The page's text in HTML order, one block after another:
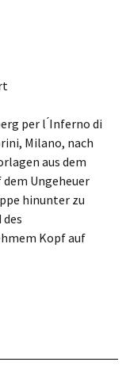
per l ́Inferno di
Milano, nach
aus dem
dem Ungeheuer
hinunter zu
Kopf auf